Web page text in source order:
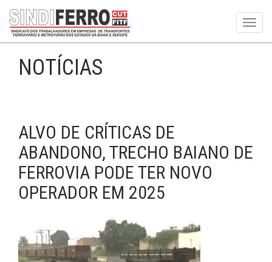
NOTÍCIAS
ALVO DE CRÍTICAS DE
ABANDONO, TRECHO BAIANO DE
FERROVIA PODE TER NOVO
OPERADOR EM 2025